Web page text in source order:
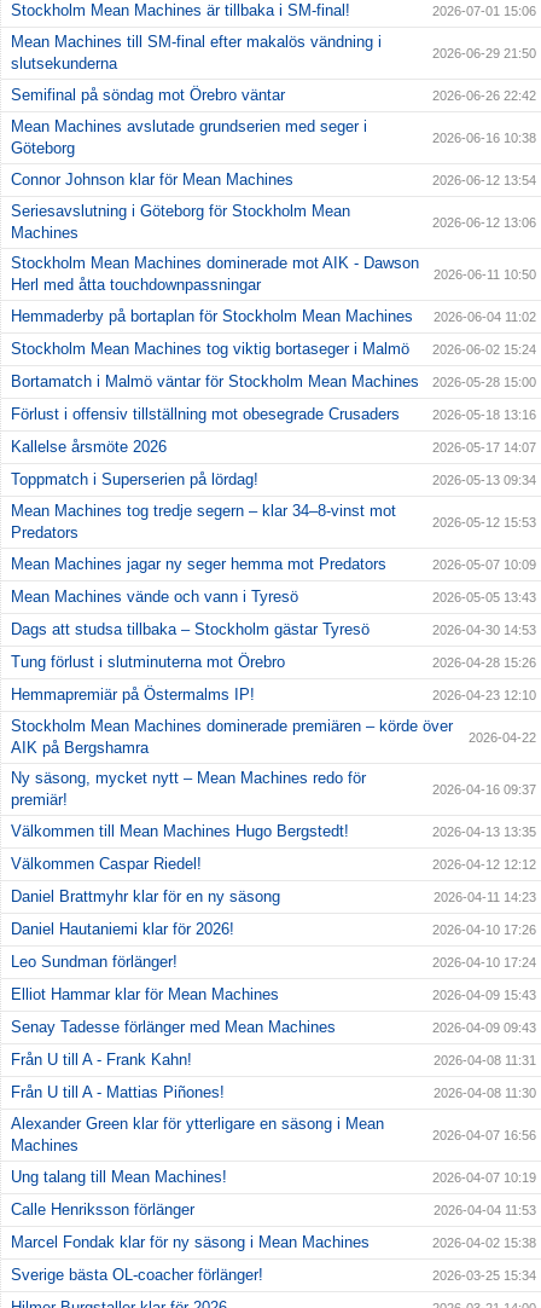
Stockholm Mean Machines är tillbaka i SM-final! 2026-07-01 15:06
Mean Machines till SM-final efter makalös vändning i
slutsekunderna
2026-06-29 21:50
Semifinal på söndag mot Örebro väntar 2026-06-26 22:42
Mean Machines avslutade grundserien med seger i
Göteborg
2026-06-16 10:38
Connor Johnson klar för Mean Machines 2026-06-12 13:54
Seriesavslutning i Göteborg för Stockholm Mean
Machines
2026-06-12 13:06
Stockholm Mean Machines dominerade mot AIK - Dawson
Herl med åtta touchdownpassningar
2026-06-11 10:50
Hemmaderby på bortaplan för Stockholm Mean Machines 2026-06-04 11:02
Stockholm Mean Machines tog viktig bortaseger i Malmö 2026-06-02 15:24
Bortamatch i Malmö väntar för Stockholm Mean Machines 2026-05-28 15:00
Förlust i offensiv tillställning mot obesegrade Crusaders 2026-05-18 13:16
Kallelse årsmöte 2026 2026-05-17 14:07
Toppmatch i Superserien på lördag! 2026-05-13 09:34
Mean Machines tog tredje segern – klar 34–8-vinst mot
Predators
2026-05-12 15:53
Mean Machines jagar ny seger hemma mot Predators 2026-05-07 10:09
Mean Machines vände och vann i Tyresö 2026-05-05 13:43
Dags att studsa tillbaka – Stockholm gästar Tyresö 2026-04-30 14:53
Tung förlust i slutminuterna mot Örebro 2026-04-28 15:26
Hemmapremiär på Östermalms IP! 2026-04-23 12:10
Stockholm Mean Machines dominerade premiären – körde över
AIK på Bergshamra
2026-04-22
Ny säsong, mycket nytt – Mean Machines redo för
premiär!
2026-04-16 09:37
Välkommen till Mean Machines Hugo Bergstedt! 2026-04-13 13:35
Välkommen Caspar Riedel! 2026-04-12 12:12
Daniel Brattmyhr klar för en ny säsong 2026-04-11 14:23
Daniel Hautaniemi klar för 2026! 2026-04-10 17:26
Leo Sundman förlänger! 2026-04-10 17:24
Elliot Hammar klar för Mean Machines 2026-04-09 15:43
Senay Tadesse förlänger med Mean Machines 2026-04-09 09:43
Från U till A - Frank Kahn! 2026-04-08 11:31
Från U till A - Mattias Piñones! 2026-04-08 11:30
Alexander Green klar för ytterligare en säsong i Mean
Machines
2026-04-07 16:56
Ung talang till Mean Machines! 2026-04-07 10:19
Calle Henriksson förlänger 2026-04-04 11:53
Marcel Fondak klar för ny säsong i Mean Machines 2026-04-02 15:38
Sverige bästa OL-coacher förlänger! 2026-03-25 15:34